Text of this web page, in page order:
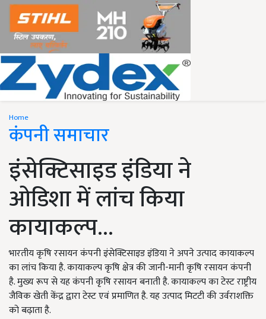
Home
कंपनी समाचार
इंसेक्टिसाइड इंडिया ने
ओडिशा में लांच किया
कायाकल्प…
भारतीय कृषि रसायन कंपनी इंसेक्टिसाइड इंडिया ने अपने उत्पाद कायाकल्प
का लांच किया है. कायाकल्प कृषि क्षेत्र की जानी-मानी कृषि रसायन कंपनी
है. मुख्य रूप से यह कंपनी कृषि रसायन बनाती है. कायाकल्प का टेस्ट राष्ट्रीय
जैविक खेती केंद्र द्वारा टेस्ट एवं प्रमाणित है. यह उत्पाद मिटटी की उर्वराशक्ति
को बढ़ाता है.